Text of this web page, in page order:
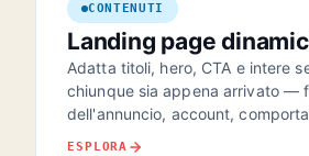
CONTENUTI
Landing page
Adatta titoli, hero, CTA e intere
chiunque sia appena arrivato —
dell'annuncio, account,
ESPLORA